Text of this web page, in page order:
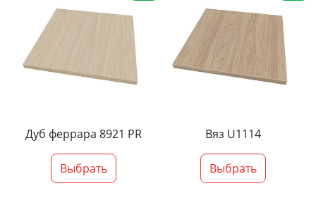
Дуб феррара 8921 PR
Выбрать
Вяз U1114
Выбрать